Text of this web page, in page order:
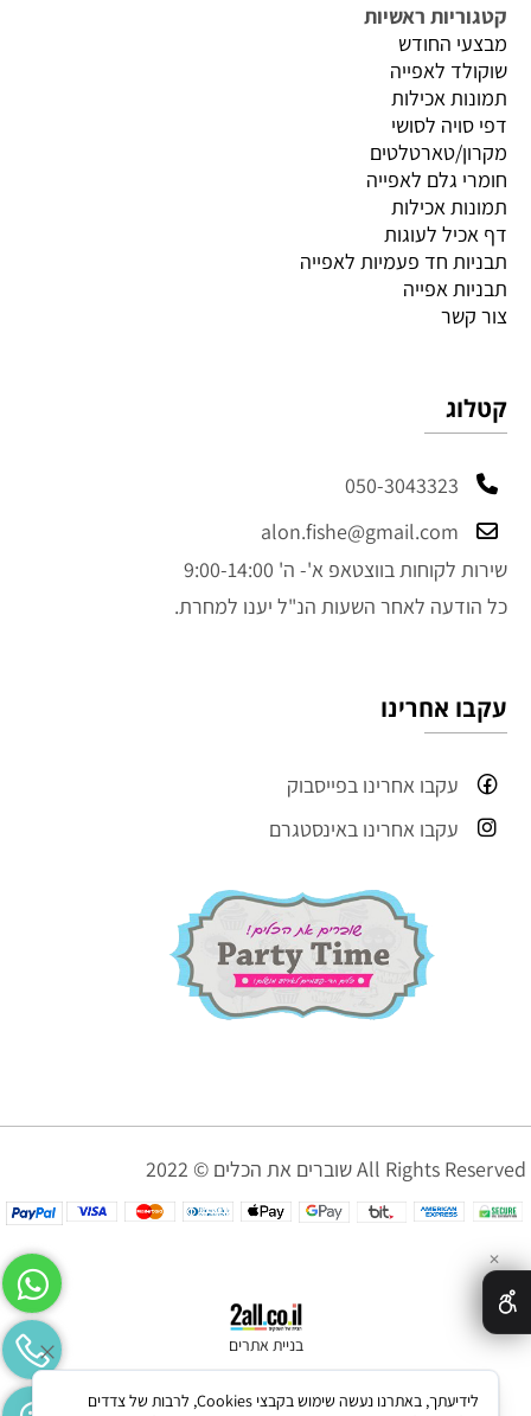
קטגוריות ראשיות
מבצעי החודש
שוקולד לאפייה
תמונות אכילות
דפי סויה לסושי
מקרון/טארטלטים
חומרי גלם לאפייה
תמונות אכילות
דף אכיל לעוגות
תבניות חד פעמיות לאפייה
תבניות אפייה
צור קשר
קטלוג
050-3043323
alon.fishe@gmail.com
שירות לקוחות בווצטאפ א'- ה' 9:00-14:00
כל הודעה לאחר השעות הנ"ל יענו למחרת.
עקבו אחרינו
עקבו אחרינו בפייסבוק
עקבו אחרינו באינסטגרם
שוברים את הכלים © 2022 All Rights Reserved
בניית אתרים
✕
לידיעתך, באתרנו נעשה שימוש בקבצי Cookies, לרבות של צדדים